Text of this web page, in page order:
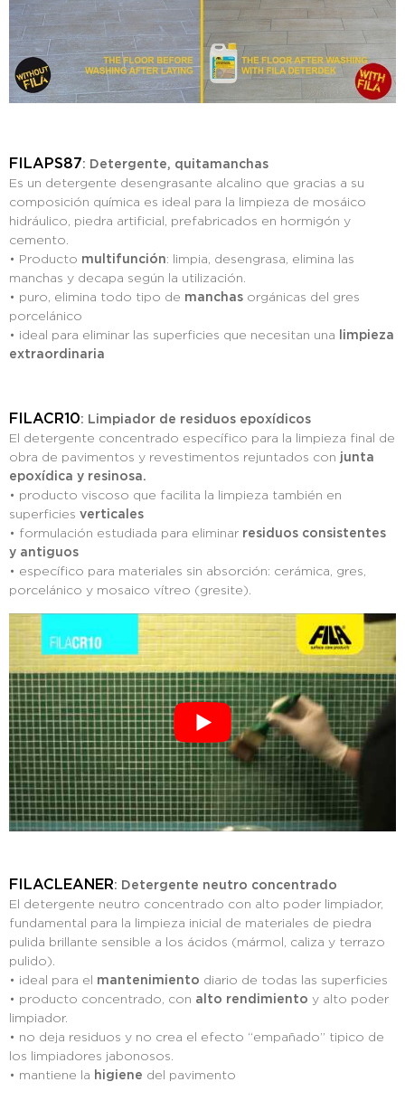
FILAPS87: Detergente, quitamanchas
Es un detergente desengrasante alcalino que gracias a su
composición química es ideal para la limpieza de mosáico
hidráulico, piedra artificial, prefabricados en hormigón y
cemento.
• Producto multifunción: limpia, desengrasa, elimina las
manchas y decapa según la utilización.
• puro, elimina todo tipo de manchas orgánicas del gres
porcelánico
• ideal para eliminar las superficies que necesitan una
limpieza
extraordinaria
FILACR10: Limpiador de residuos epoxídicos
El detergente concentrado específico para la limpieza final de
obra de pavimentos y revestimentos rejuntados con junta
epoxídica y resinosa.
• producto viscoso que facilita la limpieza también en
superficies verticales
• formulación estudiada para eliminar residuos consistentes
y antiguos
• específico para materiales sin absorción: cerámica, gres,
porcelánico y mosaico vítreo (gresite).
FILACLEANER: Detergente neutro concentrado
El detergente neutro concentrado con alto poder limpiador,
fundamental para la limpieza inicial de materiales de piedra
pulida brillante sensible a los ácidos (mármol, caliza y terrazo
pulido).
• ideal para el mantenimiento diario de todas las superficies
• producto concentrado, con alto rendimiento y alto poder
limpiador.
• no deja residuos y no crea el efecto “empañado” tipico de
los limpiadores jabonosos.
• mantiene la higiene del pavimento